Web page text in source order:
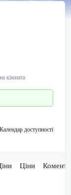
кімната
Календар доступності
Ціни